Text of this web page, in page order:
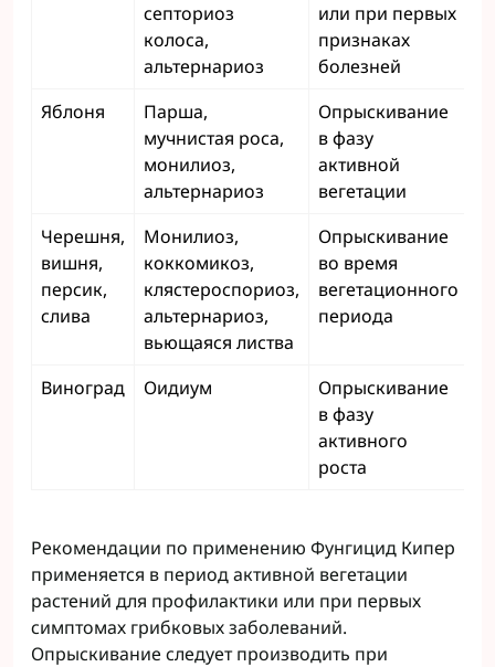
септориоз
колоса,
альтернариоз
или при первых
признаках
болезней
Яблоня
Парша,
мучнистая роса,
монилиоз,
альтернариоз
Опрыскивание
в фазу
активной
вегетации
Черешня,
вишня,
персик,
слива
Монилиоз,
коккомикоз,
клястероспориоз,
альтернариоз,
вьющаяся листва
Опрыскивание
во время
вегетационного
периода
Виноград Оидиум
Опрыскивание
в фазу
активного
роста
Рекомендации по применению Фунгицид Кипер
применяется в период активной вегетации
растений для профилактики или при первых
симптомах грибковых заболеваний.
Опрыскивание следует производить при